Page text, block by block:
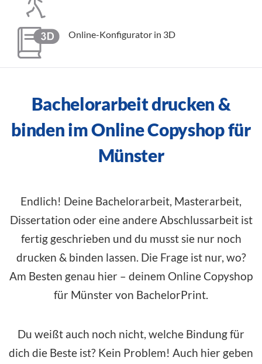
Online-Konfigurator in 3D
Bachelorarbeit drucken &
binden im Online Copyshop für
Münster
Endlich! Deine Bachelorarbeit, Masterarbeit,
Dissertation oder eine andere Abschlussarbeit ist
fertig geschrieben und du musst sie nur noch
drucken & binden lassen. Die Frage ist nur, wo?
Am Besten genau hier – deinem Online Copyshop
für Münster von BachelorPrint.
Du weißt auch noch nicht, welche Bindung für
dich die Beste ist? Kein Problem! Auch hier geben